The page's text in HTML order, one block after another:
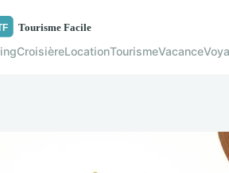
CroisièreLocationTourismeVacance